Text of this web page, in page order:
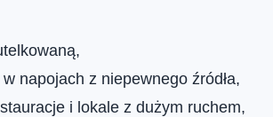
napojach z niepewnego źródła,
i lokale z dużym ruchem,